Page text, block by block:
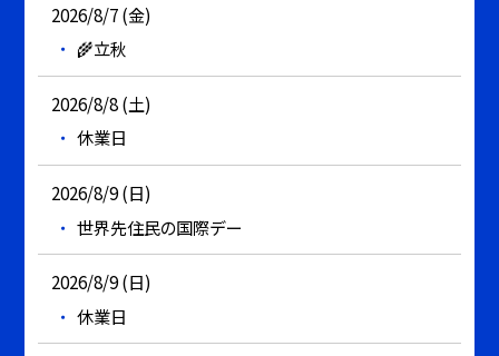
2026/8/7 (金)
🌾立秋
2026/8/8 (土)
休業日
2026/8/9 (日)
世界先住民の国際デー
2026/8/9 (日)
休業日